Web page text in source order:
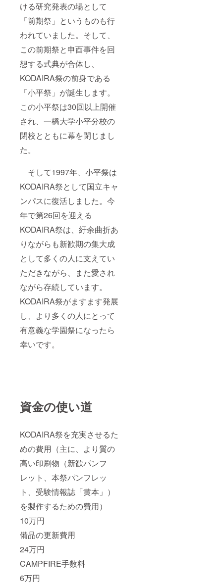
ける研究発表の場として
「前期祭」というものも行
われていました。そして、
この前期祭と申酉事件を回
想する式典が合体し、
KODAIRA祭の前身である
「小平祭」が誕生します。
この小平祭は30回以上開催
され、一橋大学小平分校の
閉校とともに幕を閉じまし
た。
そして1997年、小平祭は
KODAIRA祭として国立キャ
ンパスに復活しました。今
年で第26回を迎える
KODAIRA祭は、紆余曲折あ
りながらも新歓期の集大成
として多くの人に支えてい
ただきながら、また愛され
ながら存続しています。
KODAIRA祭がますます発展
し、より多くの人にとって
有意義な学園祭になったら
幸いです。
資金の使い道
KODAIRA祭を充実させるた
めの費用（主に、より質の
高い印刷物（新歓パンフ
レット、本祭パンフレッ
ト、受験情報誌「黄本」）
を製作するための費用）
10万円
備品の更新費用
24万円
CAMPFIRE手数料
6万円